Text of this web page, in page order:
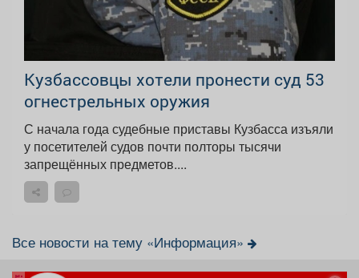
Кузбассовцы хотели пронести суд 53
огнестрельных оружия
С начала года судебные приставы Кузбасса изъяли
у посетителей судов почти полторы тысячи
запрещённых предметов....
Все новости на тему «Информация»